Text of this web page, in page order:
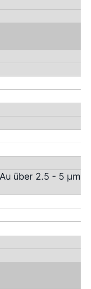
über 2.5 - 5 µm